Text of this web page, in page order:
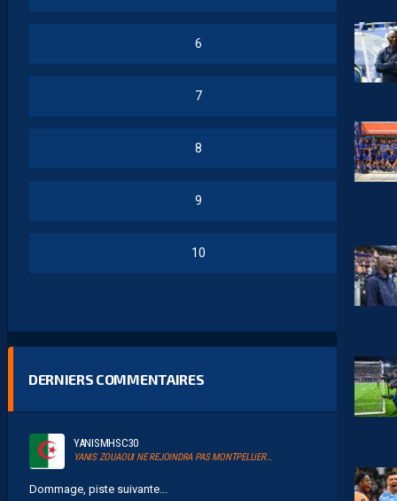
6
7
8
9
10
DERNIERS COMMENTAIRES
YANISMHSC30
YANIS ZOUAOUI NE REJOINDRA PAS MONTPELLIER…
Dommage, piste suivante...